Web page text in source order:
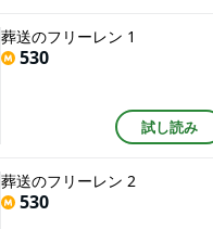
葬送のフリーレン 1
530
試し読み
葬送のフリーレン 2
530